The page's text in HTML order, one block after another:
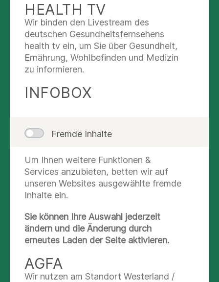
im Hause anbieten.
Neben den Basistherapien wie
Krankengymnastik, Massagetherapie, Ultraschall
und Elektrotherapie auch Manuelle Therapie,
Manuelle Lymphdrainage, PNF,
Vestibulartherapie und Krankengymnastik
Zusatzqualifikationen unserer Mitarbeiterinnen
möglich. Dabei arbeitet das Praxis Team eng mit
Weißenfels sowie mit Haus- und Fachärzten und
mit anderen Gesundheitsdienstleistern
zusammen, um eine bestmögliche, qualifizierte
Versorgung der Patienten zu gewährleisten.
Die Therapien werden ausschließlich auf
Rezeptbasis angeboten, wobei Patienten mit
Rezepten aller Krankenkassen und der
HEALTH TV
Wir binden den Livestream des
deutschen Gesundheitsfernsehens
health tv ein, um Sie über Gesundheit,
Ernährung, Wohlbefinden und Medizin
zu informieren.
INFOBOX
Fremde Inhalte
Um Ihnen weitere Funktionen &
Services anzubieten, betten wir auf
unseren Websites ausgewählte fremde
Inhalte ein.
Sie können Ihre Auswahl jederzeit
ändern und die Änderung durch
erneutes Laden der Seite aktivieren.
AGFA
Wir nutzen am Standort Westerland /